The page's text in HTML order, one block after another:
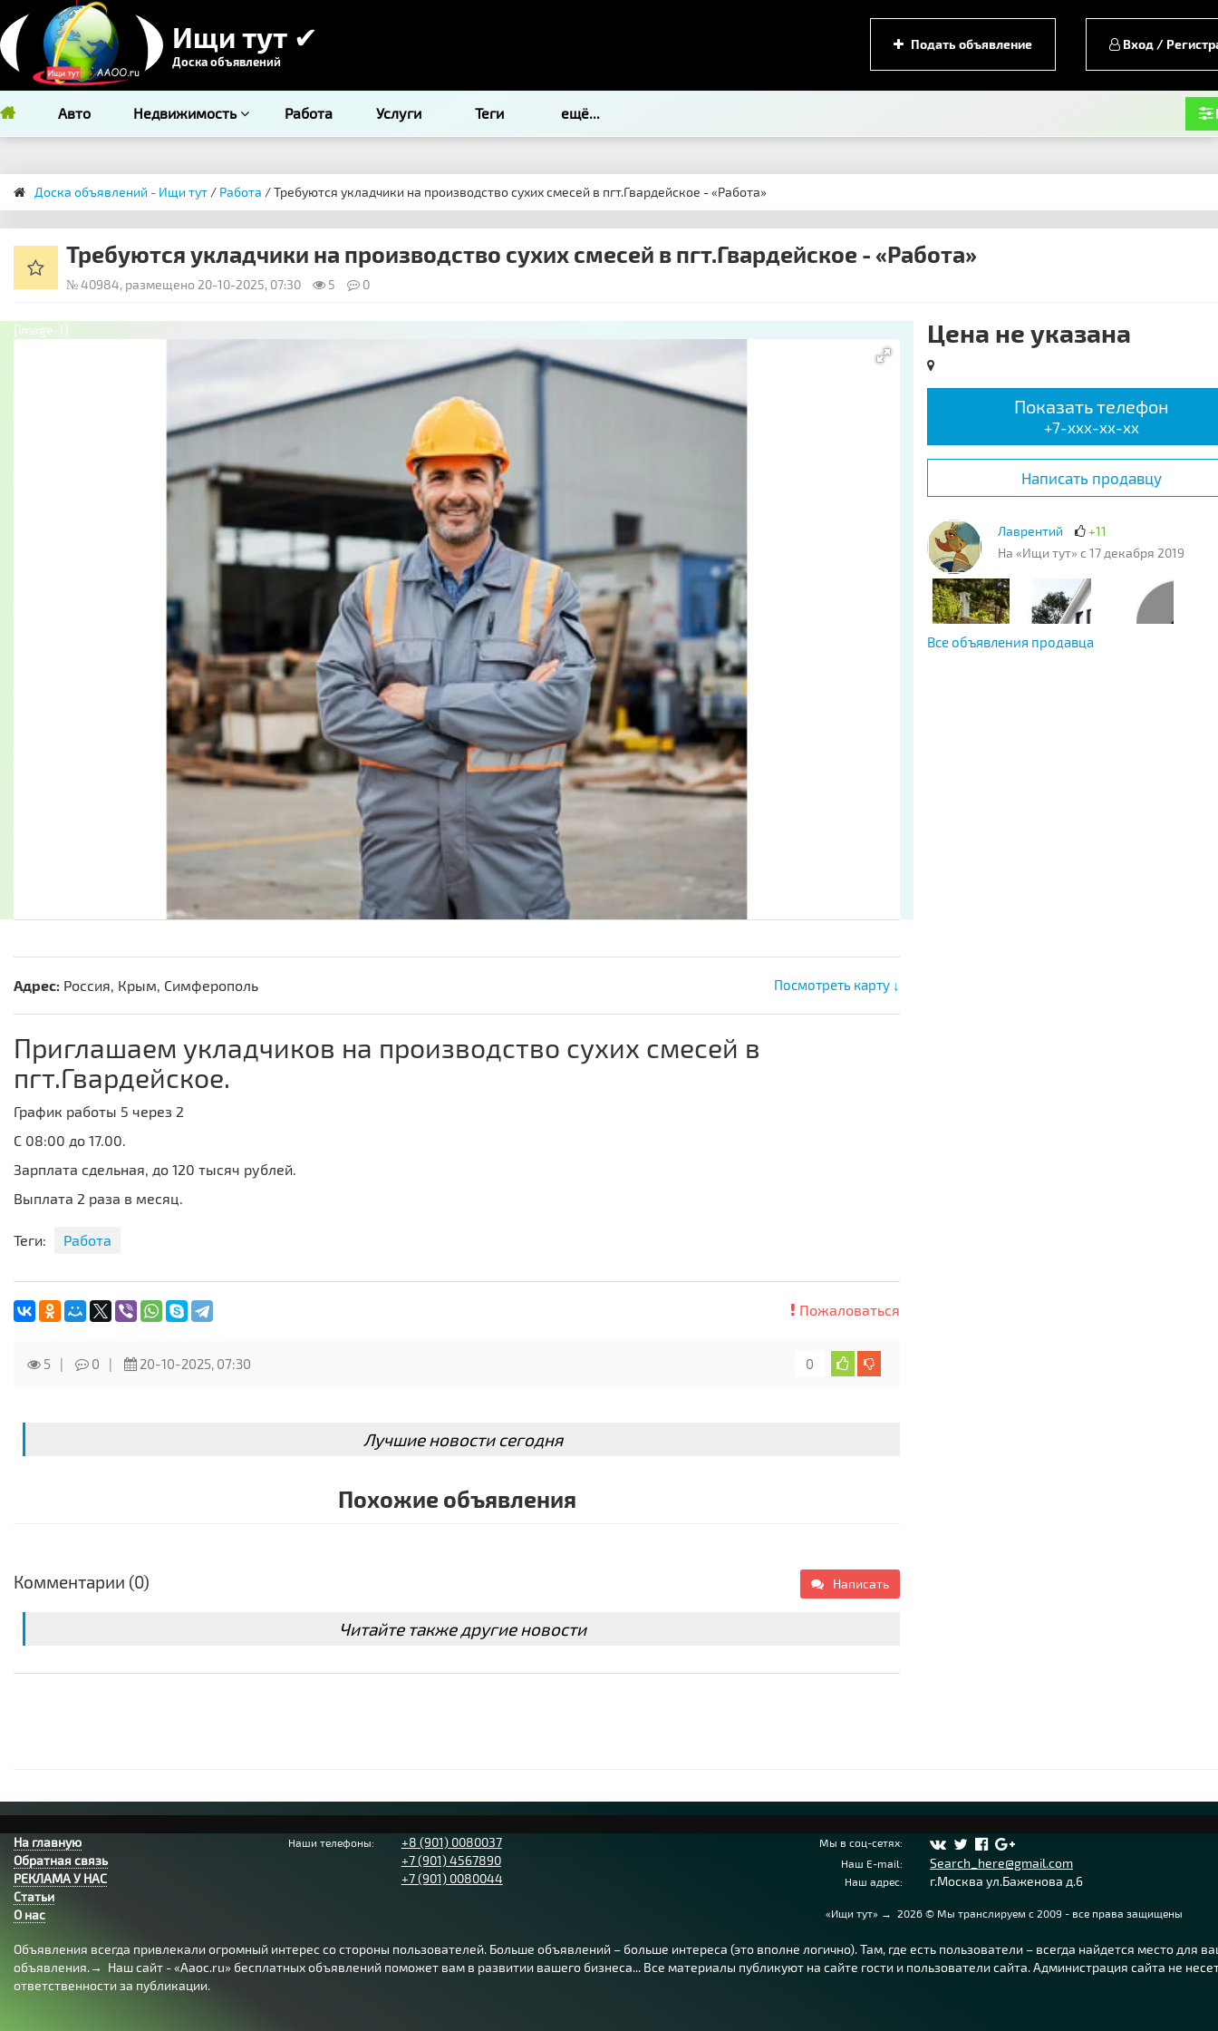
Ищи тут ✔
Доска объявлений
Подать объявление Вход /
Авто Недвижимость Работа Услуги Теги ещё...
Доска объявлений - Ищи тут / Работа / Требуются укладчики на производство сухих смесей в пгт.Гвардейское - «Работа»
Требуются укладчики на производство сухих смесей в пгт.Гвардейское - «Работа»
№ 40984, размещено 20-10-2025, 07:30 5 0
[image-1] Цена не указана
Показать телефон
+7-xxx-xx-xx
Написать продавцу
Лаврентий
+11
На «Ищи тут» с 17 декабря 2019
Все объявления продавца
Адрес: Россия, Крым, Симферополь Посмотреть карту ↓
Приглашаем укладчиков на производство сухих смесей в
пгт.Гвардейское.
График работы 5 через 2
С 08:00 до 17.00.
Зарплата сдельная, до 120 тысяч рублей.
Выплата 2 раза в месяц.
Теги: Работа
Пожаловаться
5 0 20-10-2025, 07:30 0
Лучшие новости сегодня
Похожие объявления
Комментарии (0) Написать
Читайте также другие новости
На главную
Обратная связь
РЕКЛАМА У НАС
Статьи
О нас
Наши телефоны:
+8 (901) 0080037
+7 (901) 4567890
+7 (901) 0080044
Мы в соц-сетях:
Наш E-mail:
Search_here@gmail.com
Наш адрес: г.Москва ул.Баженова д.6
«Ищи тут» →2026 © Мы транслируем с 2009 - все права защищены
Объявления всегда привлекали огромный интерес со стороны пользователей. Больше объявлений – больше интереса (это вполне логично). Там, где есть пользователи – всегда найдется место для
объявления.→ Наш сайт - «Aaoc.ru» бесплатных объявлений поможет вам в развитии вашего бизнеса... Все материалы публикуют на сайте гости и пользователи сайта. Администрация сайта не
ответственности за публикации.